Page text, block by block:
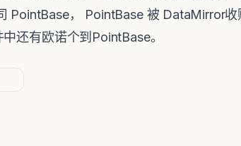
PointBase， PointBase 被 DataMirror
件中还有欧诺个到PointBase。